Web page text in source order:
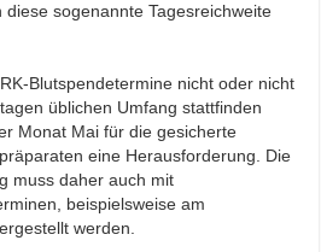
diese sogenannte Tagesreichweite
Blutspendetermine nicht oder nicht
üblichen Umfang stattfinden
Monat Mai für die gesicherte
eine Herausforderung. Die
muss daher auch mit
beispielsweise am
werden.